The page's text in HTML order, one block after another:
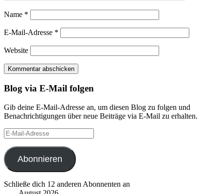
Name *
E-Mail-Adresse *
Website
Blog via E-Mail folgen
Gib deine E-Mail-Adresse an, um diesen Blog zu folgen und
Benachrichtigungen über neue Beiträge via E-Mail zu erhalten.
E-
Mail-
Adresse
Abonnieren
Schließe dich 12 anderen Abonnenten an